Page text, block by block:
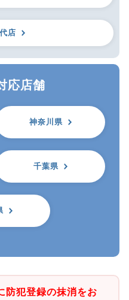
店
応店舗
神奈川県
千葉県
防犯登録の抹消をお